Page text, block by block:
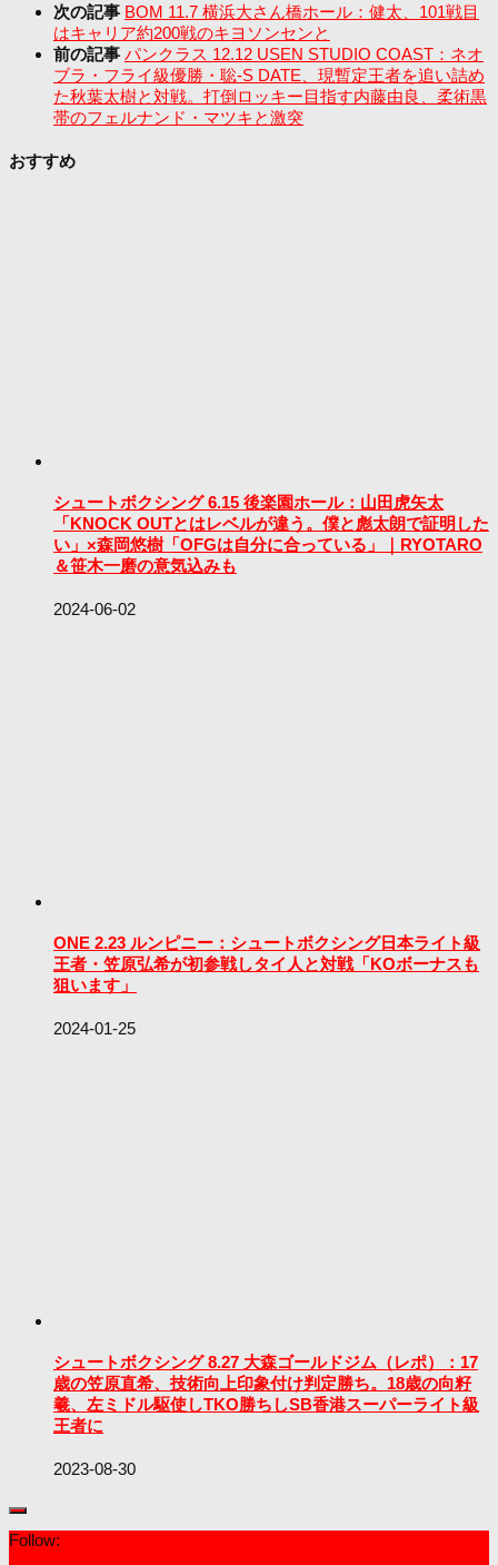
次の記事 BOM 11.7 横浜大さん橋ホール：健太、101戦目
はキャリア約200戦のキヨソンセンと
前の記事 パンクラス 12.12 USEN STUDIO COAST：ネオ
ブラ・フライ級優勝・聡-S DATE、現暫定王者を追い詰め
た秋葉太樹と対戦。打倒ロッキー目指す内藤由良、柔術黒
帯のフェルナンド・マツキと激突
おすすめ
シュートボクシング 6.15 後楽園ホール：山田虎矢太
「KNOCK OUTとはレベルが違う。僕と彪太朗で証明した
い」×森岡悠樹「OFGは自分に合っている」｜RYOTARO
＆笹木一磨の意気込みも
2024-06-02
ONE 2.23 ルンピニー：シュートボクシング日本ライト級
王者・笠原弘希が初参戦しタイ人と対戦「KOボーナスも
狙います」
2024-01-25
シュートボクシング 8.27 大森ゴールドジム（レポ）：17
歳の笠原直希、技術向上印象付け判定勝ち。18歳の向籽
羲、左ミドル駆使しTKO勝ちしSB香港スーパーライト級
王者に
2023-08-30
Follow: